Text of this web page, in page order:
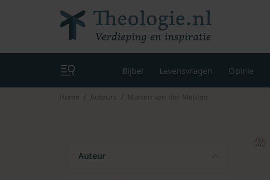
Bijbel Levensvragen Opinie
Home Auteurs Marten van der Meulen
Auteur